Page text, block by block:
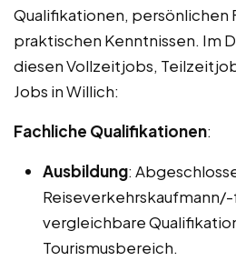
Qualifikationen, persönlichen
praktischen Kenntnissen. Im
diesen Vollzeitjobs,
Jobs in Willich:
Fachliche Qualifikationen:
Ausbildung:
vergleichbare
Tourismusbereich.